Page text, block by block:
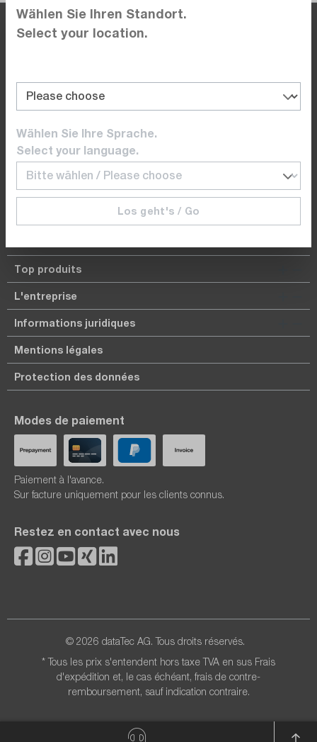
Lorsque vous êtes au bureau, nous y sommes
+41 41 555 05 00 (DE)
+41 22 309 08 00 (FR)
dataTec Schweiz AG | Bösch 104 | CH-6331 Hünenberg
Top produits
L'entreprise
Informations juridiques
Mentions légales
Protection des données
Modes de paiement
Paiement à l'avance.
Sur facture uniquement pour les clients connus.
Restez en contact avec nous
© 2026 dataTec AG. Tous droits réservés.
* Tous les prix s'entendent hors taxe TVA en sus Frais
d'expédition et, le cas échéant, frais de contre-
remboursement, sauf indication contraire.
Wählen Sie Ihren Standort.
Select your location.
Wählen Sie Ihre Sprache.
Select your language.
Los geht's / Go